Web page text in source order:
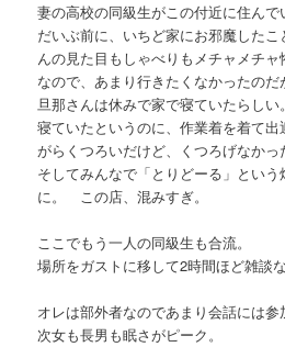
妻の高校の同級生がこの付近に住ん
だいぶ前に、いちど家にお邪魔した
んの見た目もしゃべりもメチャメチャ
なので、あまり行きたくなかったの
旦那さんは休みで家で寝ていたらしい。
寝ていたというのに、作業着を着て
がらくつろいだけど、くつろげなか
そしてみんなで「とりどーる」とい
に。 この店、混みすぎ。
ここでもう一人の同級生も合流。
場所をガストに移して2時間ほど雑談な
オレは部外者なのであまり会話には参
次女も長男も眠さがピーク。